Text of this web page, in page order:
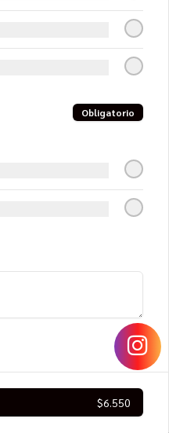
furai y palta, cubierto con
vacuno, queso crema y
cubierto con cebolla morada,
Roll
furai y queso crema, envuelto
cubierto con ceviche de
Obligatorio
$6.550